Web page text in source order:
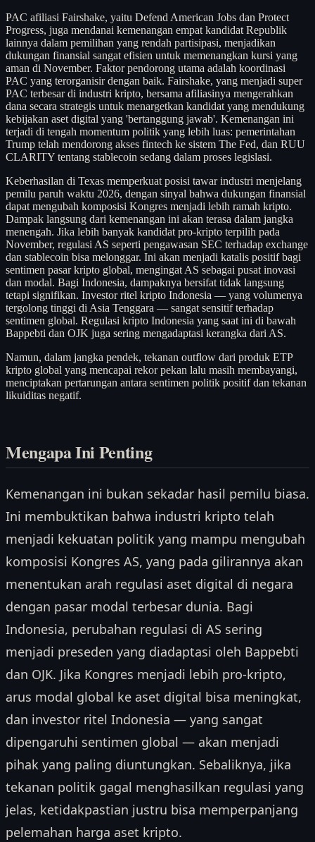
PAC afiliasi Fairshake, yaitu Defend American Jobs dan Protect
Progress, juga mendanai kemenangan empat kandidat Republik
lainnya dalam pemilihan yang rendah partisipasi, menjadikan
dukungan finansial sangat efisien untuk memenangkan kursi yang
aman di November. Faktor pendorong utama adalah koordinasi
PAC yang terorganisir dengan baik. Fairshake, yang menjadi super
PAC terbesar di industri kripto, bersama afiliasinya mengerahkan
dana secara strategis untuk menargetkan kandidat yang mendukung
kebijakan aset digital yang 'bertanggung jawab'. Kemenangan ini
terjadi di tengah momentum politik yang lebih luas: pemerintahan
Trump telah mendorong akses fintech ke sistem The Fed, dan RUU
CLARITY tentang stablecoin sedang dalam proses legislasi.
Keberhasilan di Texas memperkuat posisi tawar industri menjelang
pemilu paruh waktu 2026, dengan sinyal bahwa dukungan finansial
dapat mengubah komposisi Kongres menjadi lebih ramah kripto.
Dampak langsung dari kemenangan ini akan terasa dalam jangka
menengah. Jika lebih banyak kandidat pro-kripto terpilih pada
November, regulasi AS seperti pengawasan SEC terhadap exchange
dan stablecoin bisa melonggar. Ini akan menjadi katalis positif bagi
sentimen pasar kripto global, mengingat AS sebagai pusat inovasi
dan modal. Bagi Indonesia, dampaknya bersifat tidak langsung
tetapi signifikan. Investor ritel kripto Indonesia — yang volumenya
tergolong tinggi di Asia Tenggara — sangat sensitif terhadap
sentimen global. Regulasi kripto Indonesia yang saat ini di bawah
Bappebti dan OJK juga sering mengadaptasi kerangka dari AS.
Namun, dalam jangka pendek, tekanan outflow dari produk ETP
kripto global yang mencapai rekor pekan lalu masih membayangi,
menciptakan pertarungan antara sentimen politik positif dan tekanan
likuiditas negatif.
Mengapa Ini Penting
Kemenangan ini bukan sekadar hasil pemilu biasa.
Ini membuktikan bahwa industri kripto telah
menjadi kekuatan politik yang mampu mengubah
komposisi Kongres AS, yang pada gilirannya akan
menentukan arah regulasi aset digital di negara
dengan pasar modal terbesar dunia. Bagi
Indonesia, perubahan regulasi di AS sering
menjadi preseden yang diadaptasi oleh Bappebti
dan OJK. Jika Kongres menjadi lebih pro-kripto,
arus modal global ke aset digital bisa meningkat,
dan investor ritel Indonesia — yang sangat
dipengaruhi sentimen global — akan menjadi
pihak yang paling diuntungkan. Sebaliknya, jika
tekanan politik gagal menghasilkan regulasi yang
jelas, ketidakpastian justru bisa memperpanjang
pelemahan harga aset kripto.